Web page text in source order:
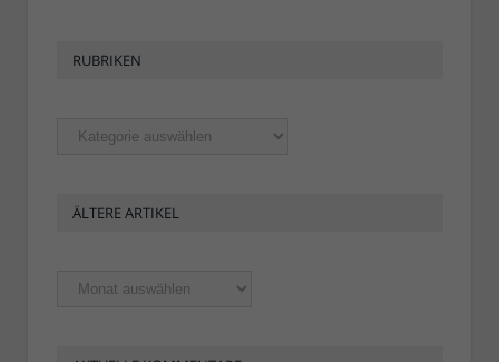
RUBRIKEN
Rubriken
ÄLTERE ARTIKEL
Ältere
Artikel